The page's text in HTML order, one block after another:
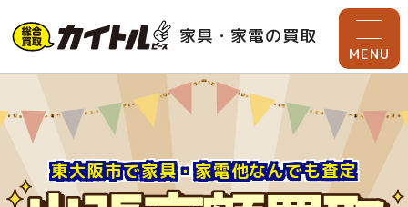
家具・家電の買取
MENU
東大阪市で家具・家電他なんでも査定